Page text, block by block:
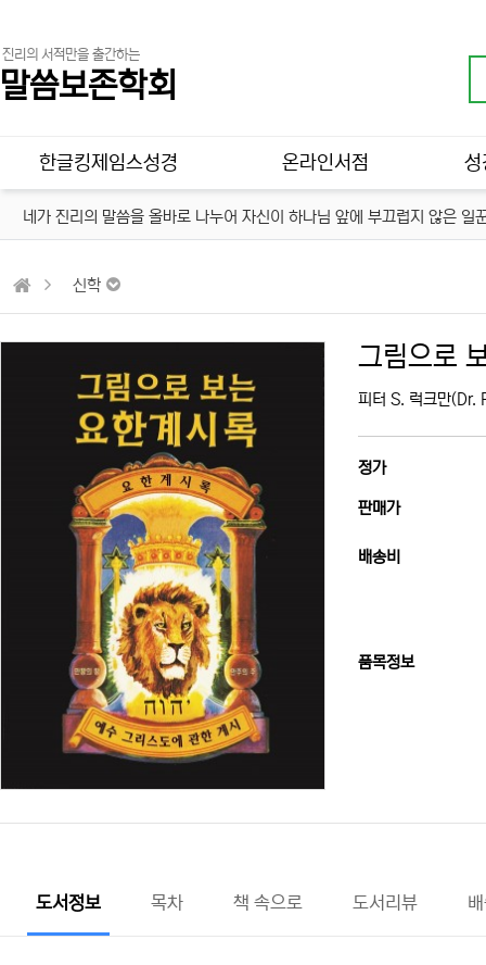
진리의 서적만을 출간하는
말씀보존학회
한글킹제임스성경 온라인서점 성
네가 진리의 말씀을 올바로 나누어 자신이 하나님 앞에 부끄럽지 않은
신학
그림으로
피터 S. 럭크만
정가
판매가
배송비
품목정보
도서정보 목차 책 속으로 도서리뷰